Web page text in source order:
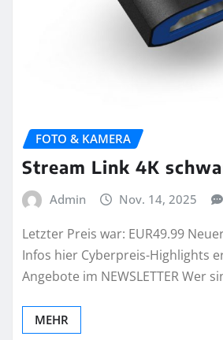
FOTO & KAMERA
Stream Link 4K
Admin Nov. 14, 2025
Letzter Preis war: EUR49.99
Infos hier Cyberpreis-Highlights
Angebote im NEWSLETTER Wer
MEHR